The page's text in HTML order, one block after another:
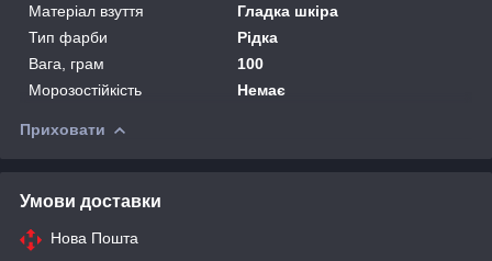
Матеріал взуття
Гладка шкіра
Тип фарби
Рідка
Вага, грам
100
Морозостійкість
Немає
Приховати
Умови доставки
Нова Пошта